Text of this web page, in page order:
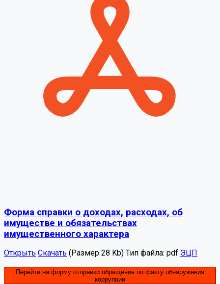
Форма справки о доходах, расходах, об
имуществе и обязательствах
имущественного характера
Открыть Скачать (Размер 28 Kb) Тип файла: pdf ЭЦП
Перейти на форму отправки обращения по факту обнаружения
коррупции